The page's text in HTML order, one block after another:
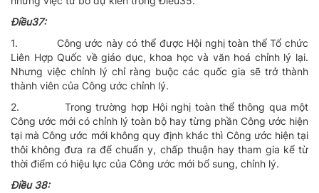
Ðiều37:
1. Công ước này có thể được Hội nghị toàn thể Tổ chức
Liên Hợp Quốc về giáo dục, khoa học và văn hoá chỉnh lý lại.
Nhưng việc chỉnh lý chỉ ràng buộc các quốc gia sẽ trở thành
thành viên của Công ước chỉnh lý.
2. Trong trường hợp Hội nghị toàn thể thông qua một
Công ước mới có chỉnh lý toàn bộ hay từng phần Công ước hiện
tại mà Công ước mới không quy định khác thì Công ước hiện tại
thôi không đưa ra để chuẩn y, chấp thuận hay tham gia kể từ
thời điểm có hiệu lực của Công ước mới bổ sung, chỉnh lý.
Ðiều 38: